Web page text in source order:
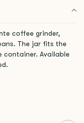
coffee grinder,
The jar fits the
container. Available